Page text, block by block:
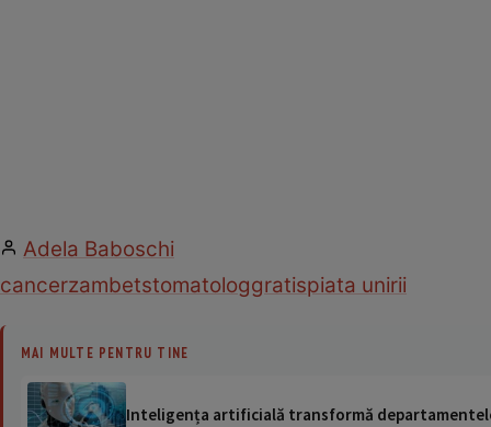
Adela Baboschi
cancerzambetstomatologgratispiata unirii
MAI MULTE PENTRU TINE
Inteligența artificială transformă